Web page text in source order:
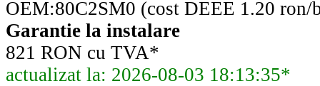
OEM:80C2SM0 (cost DEEE 1.20 ron/
Garantie la instalare
821 RON cu TVA*
actualizat la: 2026-08-03 18:13:35*